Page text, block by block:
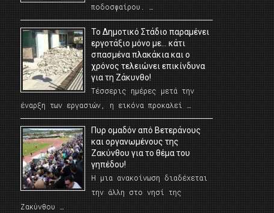
ποδοσφαίρου. …
Το Δημοτικό Στάδιο παραμένει
εργοτάξιο μόνο με… κάτι
σπασμένα πλακάκια και ο
χρόνος τελειώνει επικίνδυνα
για τη Ζάκυνθο!
Τέσσερις ημέρες μετά την
έναρξη των εργασιών, η εικόνα προκαλεί …
Πυρ ομαδόν από Βετεράνους
και οργανωμένους της
Ζακύνθου για το θέμα του
γηπέδου!
Η μια ανακοίνωση διαδέχεται
την άλλη στο νησί της
Ζακύνθου …